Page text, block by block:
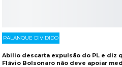
PALANQUE DIVIDIDO
Abilio descarta expulsão do PL e diz
Flávio Bolsonaro não deve apoiar